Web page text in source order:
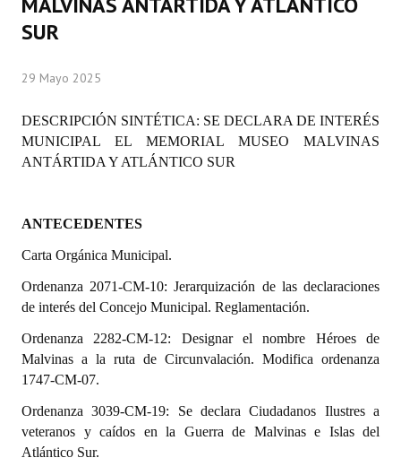
Comisiones Permanentes
Comisiones Especiales
Concejales Mandato Cumplido
Programas
LEGISLACIÓN
Reglamento Interno
Digesto
Organigrama
DOCUMENTOS
SUR
29 Mayo 2025
DESCRIPCIÓN SINTÉTICA: SE DECLARA DE INTERÉS
MUNICIPAL EL MEMORIAL MUSEO MALVINAS
ANTÁRTIDA Y ATLÁNTICO SUR
ANTECEDENTES
Carta Orgánica Municipal.
Ordenanza 2071-CM-10: Jerarquización de las declaraciones
de interés del Concejo Municipal. Reglamentación.
Ordenanza 2282-CM-12: Designar el nombre Héroes de
Malvinas a la ruta de Circunvalación. Modifica ordenanza
1747-CM-07.
Ordenanza 3039-CM-19: Se declara Ciudadanos Ilustres a
veteranos y caídos en la Guerra de Malvinas e Islas del
Atlántico Sur.